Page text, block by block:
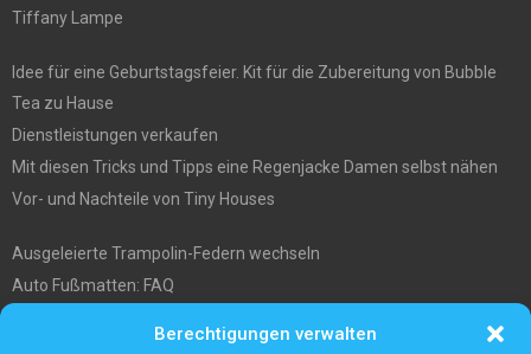
Berechtigungen verwalten
Tiffany Lampe
Idee für eine Geburtstagsfeier. Kit für die Zubereitung von Bubble
Tea zu Hause
Dienstleistungen verkaufen
Mit diesen Tricks und Tipps eine Regenjacke Damen selbst nähen
Vor- und Nachteile von Tiny Houses
Ausgeleierte Trampolin-Federn wechseln
Auto Fußmatten: FAQ
Was Sie über die Außenlagerung von Waren und Produkten wissen